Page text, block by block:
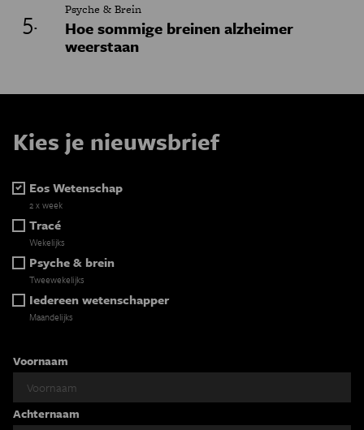
Psyche & Brein
Hoe sommige breinen alzheimer
weerstaan
Kies je nieuwsbrief
Eos Wetenschap
2 x week
Tracé
Wekelijks
Psyche & brein
Tweewekelijks
Iedereen wetenschapper
Maandelijks
Voornaam
Achternaam